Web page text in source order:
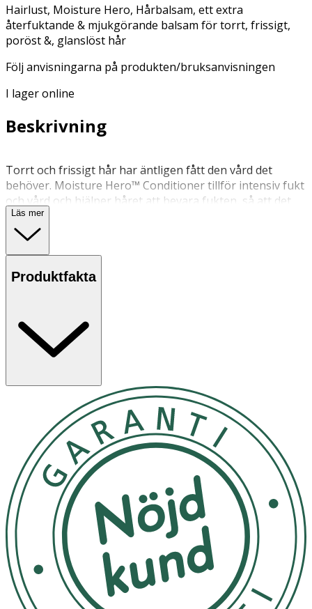
Hairlust, Moisture Hero, Hårbalsam, ett extra
återfuktande & mjukgörande balsam för torrt, frissigt,
poröst &, glanslöst hår
Följ anvisningarna på produkten/bruksanvisningen
I lager online
Beskrivning
Torrt och frissigt hår har äntligen fått den vård det
behöver. Moisture Hero™ Conditioner tillför intensiv fukt
och vård och hjälper håret att bevara fukten, så att det
framstår som mjukt, friskt och markant mindre frissigt.
Med växtbaserade, keratinliknande proteiner hjälper
smidigare hår med långvarig fukt. Vi har berikat detta
återfuktande balsam för torrt hår med vårdande
fukt och mjukhet. Aquaxyl™ hjälper till att återställa
fuktnivån i håret och säkerställer en långvarig
återfuktning, medan prebiotisk inulin bidrar till att
återfuktande balsam för torrt hår är lämpligt för alla
hårtyper, men är särskilt idealiskt för mycket torrt, grovt
eller lockigt hår som behöver extra fukt och styrka.
Efter du har tvättat håret med schampo applicera balsam
i fuktigt hår. Låt balsam sitta i 1-2 minuter. Skölj väl.
Förvara på en sval plats, skyddad från direkt solljus. Håll
flaskan väl tillsluten när den inte används.
OK för gravida och ammande:
Ja
Ingredienser:
Aqua, Cetearyl Alcohol, Glycerin, PCA Glyceryl Oleate,
Läs mer
Produktfakta